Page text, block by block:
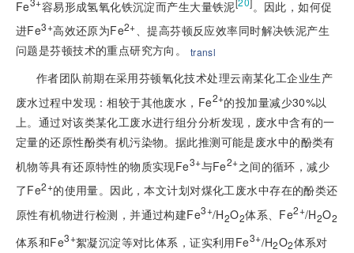
Fe
容易形成氢氧化铁沉淀而产生大量铁泥
。因此，如何促
进Fe3+高效还原为Fe2+、提高芬顿反应效率同时解决铁泥产生
问题是芬顿技术的重点研究方向。
transl
作者团队前期在采用芬顿氧化技术处理云南某化工企业生产
废水过程中发现：相较于其他废水，Fe2+的投加量减少30%以
上。通过对该类某化工废水进行组分分析发现，废水中含有的一
定量的还原性酚类有机污染物。据此推测可能是废水中的酚类有
机物等具有还原特性的物质实现Fe3+与Fe2+之间的循环，减少
了Fe2+的使用量。因此，本文计划对煤化工废水中存在的酚类还
原性有机物进行检测，并通过构建Fe3+/H2O2体系、Fe2+/H2O2
体系和Fe3+絮凝沉淀等对比体系，证实利用Fe3+/H2O2体系对